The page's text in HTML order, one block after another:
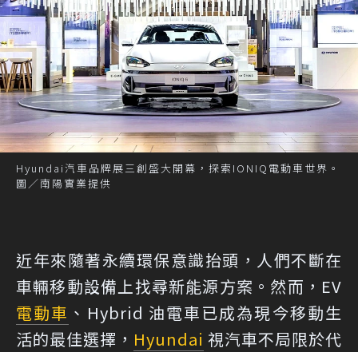
Hyundai汽車品牌展三創盛大開幕，探索IONIQ電動車世界。
圖／南陽實業提供
近年來隨著永續環保意識抬頭，人們不斷在
車輛移動設備上找尋新能源方案。然而，EV
電動車 、Hybrid 油電車已成為現今移動生
活的最佳選擇， Hyundai 視汽車不局限於代